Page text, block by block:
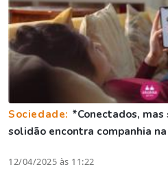
Sociedade: *Conectados, mas
solidão encontra companhia
12/04/2025 às 11:22